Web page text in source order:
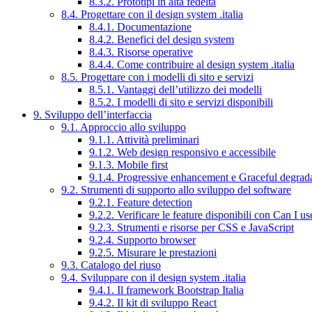
8.4. Progettare con il design system .italia
8.4.1. Documentazione
8.4.2. Benefici del design system
8.4.3. Risorse operative
8.4.4. Come contribuire al design system .italia
8.5. Progettare con i modelli di sito e servizi
8.5.1. Vantaggi dell’utilizzo dei modelli
8.5.2. I modelli di sito e servizi disponibili
9. Sviluppo dell’interfaccia
9.1. Approccio allo sviluppo
9.1.1. Attività preliminari
9.1.2. Web design responsivo e accessibile
9.1.3. Mobile first
9.1.4. Progressive enhancement e Graceful
9.2. Strumenti di supporto allo sviluppo del software
9.2.1. Feature detection
9.2.2. Verificare le feature disponibili con Can I
9.2.3. Strumenti e risorse per CSS e JavaScript
9.2.4. Supporto browser
9.2.5. Misurare le prestazioni
9.3. Catalogo del riuso
9.4. Sviluppare con il design system .italia
9.4.1. Il framework Bootstrap Italia
9.4.2. Il kit di sviluppo React